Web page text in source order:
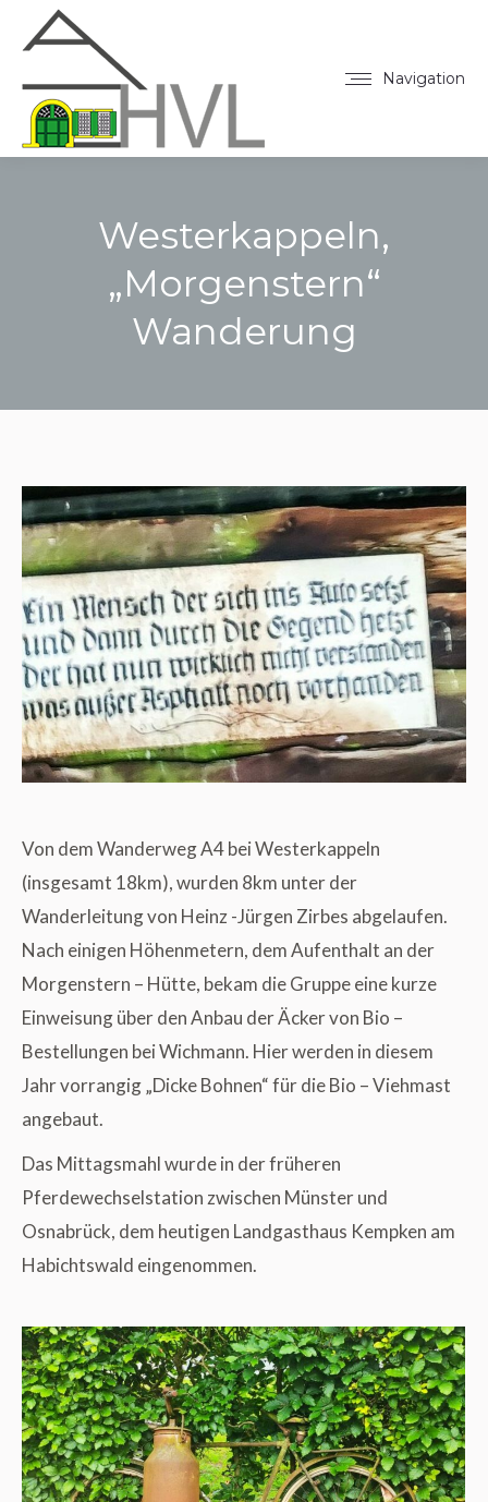
Navigation
Westerkappeln,
„Morgenstern“
Wanderung
Von dem Wanderweg A4 bei Westerkappeln
(insgesamt 18km), wurden 8km unter der
Wanderleitung von Heinz -Jürgen Zirbes abgelaufen.
Nach einigen Höhenmetern, dem Aufenthalt an der
Morgenstern – Hütte, bekam die Gruppe eine kurze
Einweisung über den Anbau der Äcker von Bio –
Bestellungen bei Wichmann. Hier werden in diesem
Jahr vorrangig „Dicke Bohnen“ für die Bio – Viehmast
angebaut.
Das Mittagsmahl wurde in der früheren
Pferdewechselstation zwischen Münster und
Osnabrück, dem heutigen Landgasthaus Kempken am
Habichtswald eingenommen.